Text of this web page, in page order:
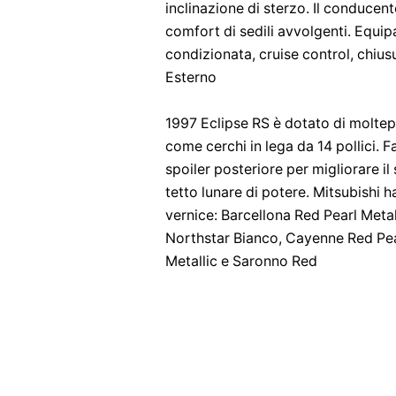
inclinazione di sterzo. Il
comfort di sedili avvolgenti.
condizionata, cruise control,
Esterno
1997 Eclipse RS è dotato di
come cerchi in lega da 14 pollici.
spoiler posteriore per migliorare il
tetto lunare di potere. Mitsubishi
vernice: Barcellona Red Pearl
Northstar Bianco, Cayenne Red
Metallic e Saronno Red